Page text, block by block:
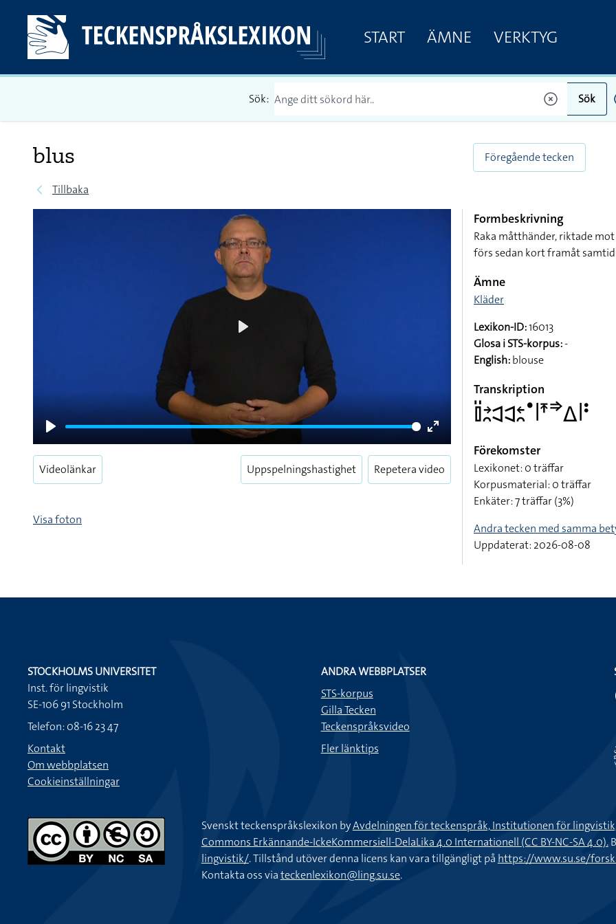
START ÄMNE VERKTYG
Sök: Sök
blus
Tillbaka
Föregående tecken
Play
Enter
fullscreen
Videolänkar Uppspelningshastighet Repetera video
Visa foton
Formbeskrivning
Raka måtthänder, riktade
förs sedan kort framåt
Ämne
Kläder
Lexikon-ID:16013
Glosa i STS-korpus:-
English:blouse
Transkription
􌤞􌤺􌥔􌥘􌥉􌥉􌥓􌥘􌤟􌥼􌥵􌦆􌤩􌥼􌥻
Förekomster
Lexikonet: 0 träffar
Korpusmaterial: 0 träffar
Enkäter: 7 träffar (3%)
Andra tecken med samma
Uppdaterat: 2026-08-08
STOCKHOLMS UNIVERSITET
Inst. för lingvistik
SE-106 91 Stockholm
Telefon: 08-16 23 47
Kontakt
Om webbplatsen
Cookieinställningar
ANDRA WEBBPLATSER
STS-korpus
Gilla Tecken
Teckenspråksvideo
Fler länktips
Svenskt teckenspråkslexikon byAvdelningen för teckenspråk, Institutionen för
Commons Erkännande-IckeKommersiell-DelaLika 4.0 Internationell (CC BY-NC-SA 4.0).
lingvistik/. Tillstånd utöver denna licens kan vara tillgängligt på https://www.su.se/
Kontakta oss viateckenlexikon@ling.su.se.